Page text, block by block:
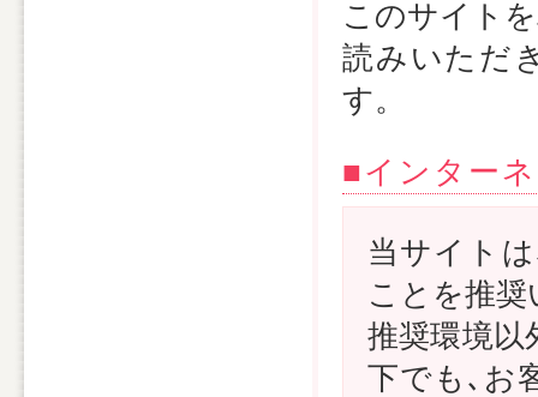
このサイト
読みいただ
す。
■インター
当サイト
ことを推
推奨環境以
下でも､お